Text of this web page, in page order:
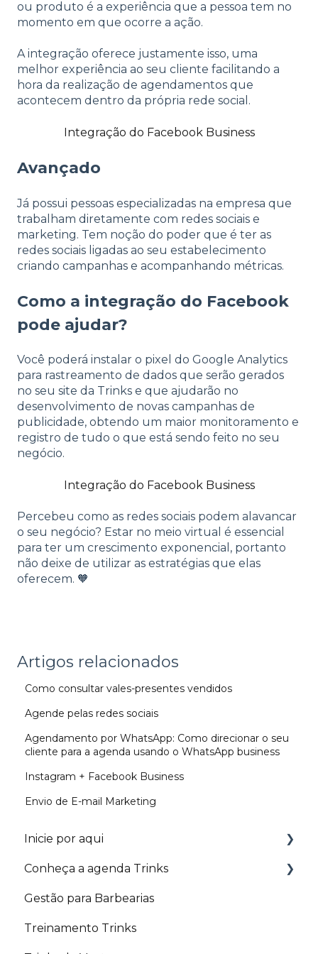
ou produto é a experiência que a pessoa tem no
momento em que ocorre a ação.
A integração oferece justamente isso, uma
melhor experiência ao seu cliente facilitando a
hora da realização de agendamentos que
acontecem dentro da própria rede social.
Integração do Facebook Business
Avançado
Já possui pessoas especializadas na empresa que
trabalham diretamente com redes sociais e
marketing. Tem noção do poder que é ter as
redes sociais ligadas ao seu estabelecimento
criando campanhas e acompanhando métricas.
Como a integração do Facebook
pode ajudar?
Você poderá instalar o pixel do Google Analytics
para rastreamento de dados que serão gerados
no seu site da Trinks e que ajudarão no
desenvolvimento de novas campanhas de
publicidade, obtendo um maior monitoramento e
registro de tudo o que está sendo feito no seu
negócio.
Integração do Facebook Business
Percebeu como as redes sociais podem alavancar
o seu negócio? Estar no meio virtual é essencial
para ter um crescimento exponencial, portanto
não deixe de utilizar as estratégias que elas
oferecem. 🧡
Artigos relacionados
Como consultar vales-presentes vendidos
Agende pelas redes sociais
Agendamento por WhatsApp: Como direcionar o seu
cliente para a agenda usando o WhatsApp business
Instagram + Facebook Business
Envio de E-mail Marketing
Inicie por aqui
Trilhas
Configurações básicas
Agendamento e Fechamento de conta
Conheça a agenda Trinks
Agenda
Agendamento
Gestão para Barbearias
Treinamento Trinks